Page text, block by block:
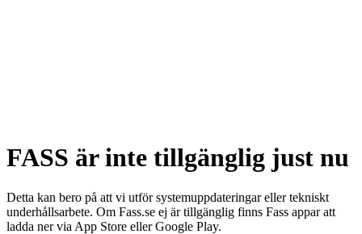
FASS är inte tillgänglig just nu
Detta kan bero på att vi utför systemuppdateringar eller tekniskt
underhållsarbete. Om Fass.se ej är tillgänglig finns Fass appar att
ladda ner via App Store eller Google Play.